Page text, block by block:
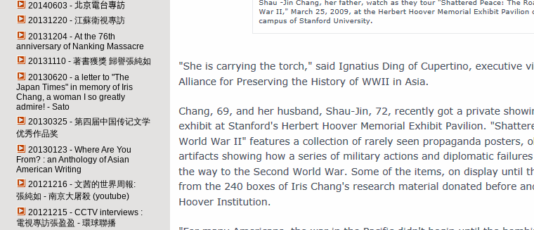
20140603 - 北京電台專訪
20131220 - 江蘇衛視專訪
20131204 - At the 76th
anniversary of Nanking Massacre
20131110 - 著書獲獎 歸譽張純如
20130620 - a letter to "The
Japan Times" in memory of Iris
Chang, a woman I so greatly
admire! - Sato
20130325 - 第四届中国传记文学
优秀作品奖
20130123 - Where Are You
From? : an Anthology of Asian
American Writing
20121216 - 文茜的世界周報:
張純如 - 南京大屠殺 (youtube)
20121215 - CCTV interviews :
電視專訪張盈盈 - 環球聯播